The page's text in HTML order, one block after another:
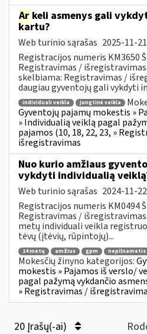
Ar keli asmenys gali
kartu?
Web turinio sąrašas 2025-11-21
Registracijos numeris KM3650
Registravimas /
skelbiama: Registravimas /
daugiau gyventojų gali vykdyti
individuali veikla jungtinė veikla
Gyventojų pajamų mokestis »
» Individualią veiklą pagal
pajamos (10, 18, 22, 23, »
išregistravimas
Nuo kurio amžiaus
vykdyti individualią
Web turinio sąrašas 2024-11-22
Registracijos numeris KM0494
Registravimas /
metų individuali veikla
tėvų (įtėvių, rūpintojų)...
14 metų amžius gpm nepilnametis
Mokesčių žinyno kategorijos:
mokestis » Pajamos iš verslo/
pagal pažymą vykdančio
» Registravimas /
20 Įrašų(-ai)